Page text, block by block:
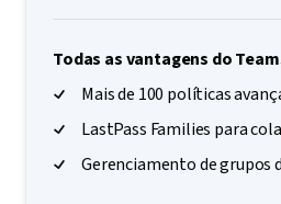
Todas as vantagens do
Mais de 100 políticas
LastPass Families para
Gerenciamento de grupos